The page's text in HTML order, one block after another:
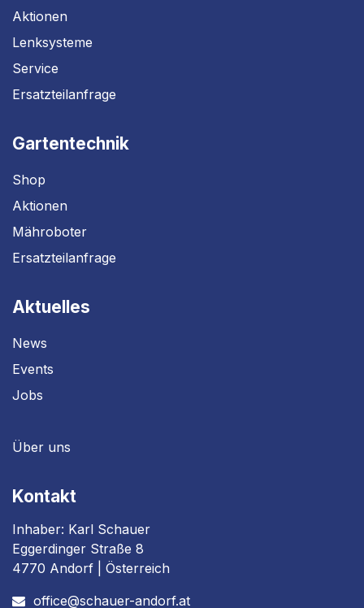
Aktionen
Lenksysteme
Service
Ersatzteilanfrage
Gartentechnik
Shop
Aktionen
Mähroboter
Ersatzteilanfrage
Aktuelles
News
Events
Jobs
Über uns
Kontakt
Inhaber: Karl Schauer
Eggerdinger Straße 8
4770 Andorf | Österreich
office@schauer-andorf.at